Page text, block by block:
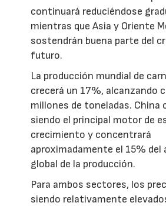
continuará reduciéndose
mientras que Asia y Oriente
sostendrán buena parte del
futuro.
La producción mundial de
crecerá un 17%, alcanzando
millones de toneladas. China
siendo el principal motor de
crecimiento y concentrará
aproximadamente el 15% del
global de la producción.
Para ambos sectores, los
siendo relativamente